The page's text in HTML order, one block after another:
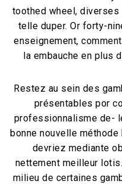
toothed wheel, diverses
telle duper. Or forty-
enseignement,
la embauche en plus
Restez au sein des
présentables por
professionnalisme de-
bonne nouvelle
devriez mediante
nettement meilleur
milieu de certaines